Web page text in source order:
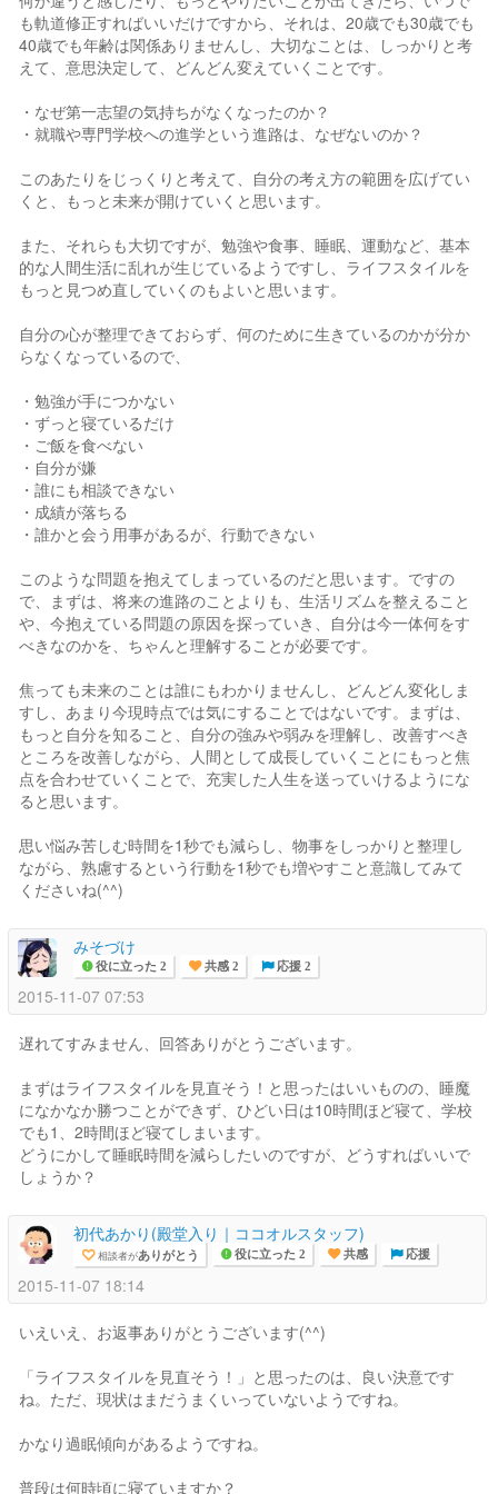
も軌道修正すればいいだけですから、それは、20歳でも30歳でも
40歳でも年齢は関係ありませんし、大切なことは、しっかりと考
えて、意思決定して、どんどん変えていくことです。
・なぜ第一志望の気持ちがなくなったのか？
・就職や専門学校への進学という進路は、なぜないのか？
このあたりをじっくりと考えて、自分の考え方の範囲を広げてい
くと、もっと未来が開けていくと思います。
また、それらも大切ですが、勉強や食事、睡眠、運動など、基本
的な人間生活に乱れが生じているようですし、ライフスタイルを
もっと見つめ直していくのもよいと思います。
自分の心が整理できておらず、何のために生きているのかが分か
らなくなっているので、
・勉強が手につかない
・ずっと寝ているだけ
・ご飯を食べない
・自分が嫌
・誰にも相談できない
・成績が落ちる
・誰かと会う用事があるが、行動できない
このような問題を抱えてしまっているのだと思います。ですの
で、まずは、将来の進路のことよりも、生活リズムを整えること
や、今抱えている問題の原因を探っていき、自分は今一体何をす
べきなのかを、ちゃんと理解することが必要です。
焦っても未来のことは誰にもわかりませんし、どんどん変化しま
すし、あまり今現時点では気にすることではないです。まずは、
もっと自分を知ること、自分の強みや弱みを理解し、改善すべき
ところを改善しながら、人間として成長していくことにもっと焦
点を合わせていくことで、充実した人生を送っていけるようにな
ると思います。
思い悩み苦しむ時間を1秒でも減らし、物事をしっかりと整理し
ながら、熟慮するという行動を1秒でも増やすこと意識してみて
くださいね(^^)
みそづけ
役に立った 2 共感 2 応援 2
2015-11-07 07:53
遅れてすみません、回答ありがとうございます。
まずはライフスタイルを見直そう！と思ったはいいものの、睡魔
になかなか勝つことができず、ひどい日は10時間ほど寝て、学校
でも1、2時間ほど寝てしまいます。
どうにかして睡眠時間を減らしたいのですが、どうすればいいで
しょうか？
初代あかり(殿堂入り｜ココオルスタッフ)
相談者がありがとう 役に立った 2 共感 応援
2015-11-07 18:14
いえいえ、お返事ありがとうございます(^^)
「ライフスタイルを見直そう！」と思ったのは、良い決意です
ね。ただ、現状はまだうまくいっていないようですね。
かなり過眠傾向があるようですね。
普段は何時頃に寝ていますか？